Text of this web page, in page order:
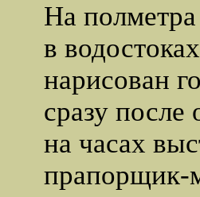
На
в
нарисован
сразу после
на часах
прапорщик-